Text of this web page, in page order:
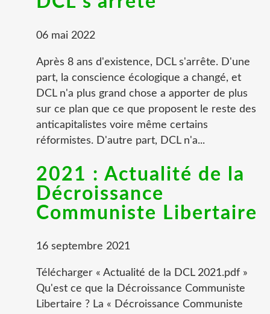
06 mai 2022
Après 8 ans d'existence, DCL s'arrête. D'une
part, la conscience écologique a changé, et
DCL n'a plus grand chose a apporter de plus
sur ce plan que ce que proposent le reste des
anticapitalistes voire même certains
réformistes. D'autre part, DCL n'a...
2021 : Actualité de la
Décroissance
Communiste Libertaire
16 septembre 2021
Télécharger « Actualité de la DCL 2021.pdf »
Qu'est ce que la Décroissance Communiste
Libertaire ? La « Décroissance Communiste